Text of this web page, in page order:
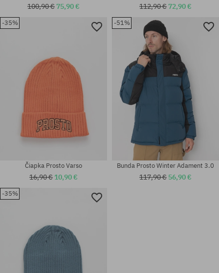
Dostupné veľkosti:
100,90 € 75,90 € 112,90 € 72,90 €
-35%
Čiapka Prosto Varso
16,90 € 10,90 €
-51%
Bunda Prosto Winter Adament 3.0
117,90 € 56,90 €
-35%